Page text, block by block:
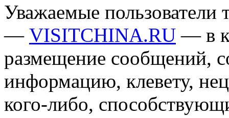
Уважаемые пользователи
— VISITCHINA.RU — в
размещение сообщений,
информацию, клевету,
кого-либо,